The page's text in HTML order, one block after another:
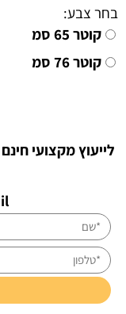
בחר צבע:
קוטר 65 סמ
קוטר 76 סמ
לייעוץ מקצועי